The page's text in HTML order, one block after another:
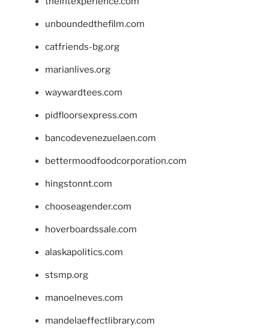
unboundedthefilm.com
catfriends-bg.org
marianlives.org
waywardtees.com
pidfloorsexpress.com
bancodevenezuelaen.com
bettermoodfoodcorporation.com
hingstonnt.com
chooseagender.com
hoverboardssale.com
alaskapolitics.com
stsmp.org
manoelneves.com
mandelaeffectlibrary.com